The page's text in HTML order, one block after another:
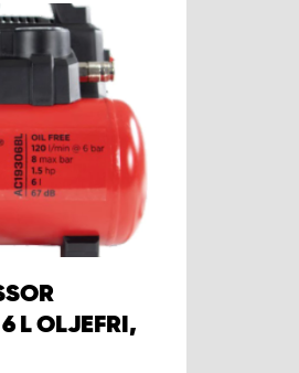
L OLJEFRI,